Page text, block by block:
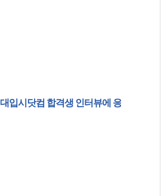
인터뷰에 응해주셔서 감사드립니다. 멋